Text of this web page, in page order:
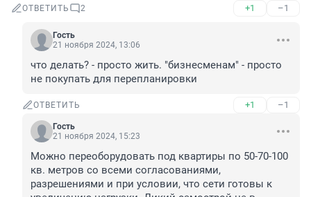
ОТВЕТИТЬ 2 +1 –1
Гость
21 ноября 2024, 13:06
что делать? - просто жить. "бизнесменам" - просто
не покупать для перепланировки
ОТВЕТИТЬ +1 –1
Гость
21 ноября 2024, 15:23
Можно переоборудовать под квартиры по 50-70-100
кв. метров со всеми согласованиями,
разрешениями и при условии, что сети готовы к